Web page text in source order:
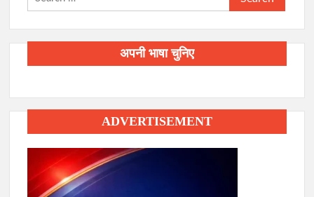
for:
अपनी भाषा चुनिए
ADVERTISEMENT